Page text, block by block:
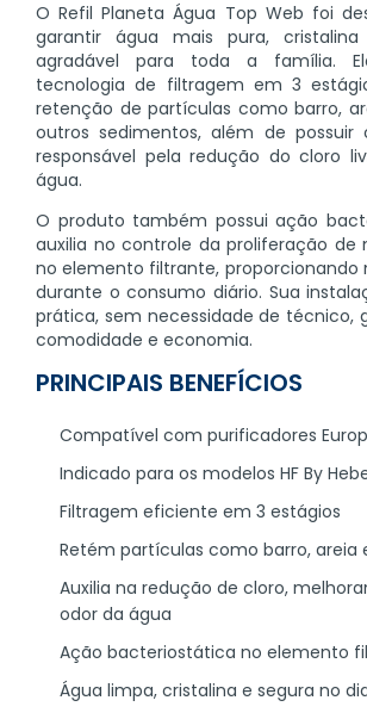
O Refil Planeta Água Top Web foi
garantir água mais pura,
agradável para toda a família.
tecnologia de filtragem em 3
retenção de partículas como barro,
outros sedimentos, além de possuir
responsável pela redução do cloro
água.
O produto também possui ação
auxilia no controle da proliferação de
no elemento filtrante, proporcionando
durante o consumo diário. Sua
prática, sem necessidade de técnico,
comodidade e economia.
PRINCIPAIS BENEFÍCIOS
Compatível com purificadores
Indicado para os modelos HF By
Filtragem eficiente em 3 estágios
Retém partículas como barro, areia
Auxilia na redução de cloro,
odor da água
Ação bacteriostática no elemento
Água limpa, cristalina e segura no